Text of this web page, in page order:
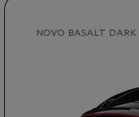
NOVO BASALT